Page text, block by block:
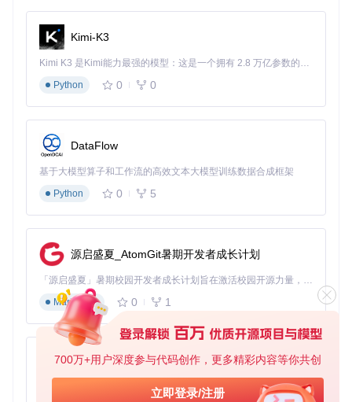
700万+用户深度参与代码创作，更多精彩内容等你共创
立即登录/注册
检查内核配置文件中是否包含对应网卡驱动
确认设备树文件中网络相关节点配置正确
通过 dmesg | grep eth0
存储性能优化方法
为提升存储性能，建议：
使用ext4文件系统格式化存储设备
通过 hdparm -t /dev/mmcblk0
改造后实用应用场景
利用改造后的设备搭建Nginx+PHP环境，托管个人博客或小型
网站。得益于Armbian系统的资源优化，即使512MB内存的设
备也能流畅运行基础Web服务。
家庭数据备份中心
通过部署Samba服务实现家庭网络内文件共享，或安装Nextcl
oud搭建私有云存储，实现照片、文档的集中管理与多设备同
步。
物联网网关应用
运行Home Assistant系统，连接各类智能家居设备，实现灯
Kimi-K3
Kimi K3 是Kimi能力最强的模型：这是一个拥有 2.8 万亿参数的混合专家（MoE）模型，具备原生视觉理解能力，并支持 100 万 token 的上下文窗口。
Python
0 0
DataFlow
基于大模型算子和工作流的高效文本大模型训练数据合成框架
Python
0 5
源启盛夏_AtomGit暑期开发者成长计划
「源启盛夏」暑期校园开发者成长计划旨在激活校园开源力量，通过积分激励、认证扶持、资源倾斜等形式，引导高校组织和开发者完成「入驻 — 建项目 — 做贡献 — 获认证 — 得资源」的完整闭环。无论你是想带领社团入驻平台的组织者，还是希望用代码贡献证明自己的开发者，都能在这里找到属于你的成长路径。
Markdown
0 1
py-xiaozhi
基于Python的Xiaozhi AI，适用于想要完整Xiaozhi体验而无需拥有专用硬件的用户。